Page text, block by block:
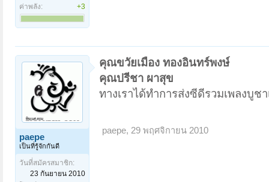
ค่าพลัง:
+3
paepe
เป็นที่รู้จักกันดี
วันที่สมัครสมาชิก:
23 กันยายน 2010
คุณขวัยเมือง ทองอินทร์พงษ์
คุณปรีชา ผาสุข
ทางเราได้ทำการส่งซีดีรวมเพลงบู
paepe, 29 พฤศจิกายน 2010